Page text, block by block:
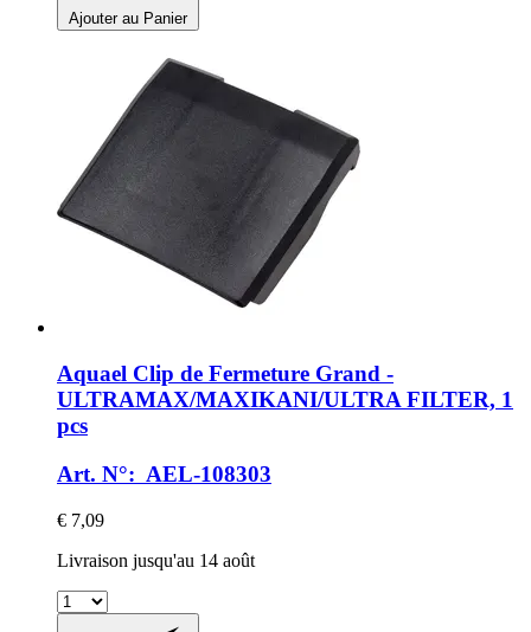
Ajouter au Panier
Aquael Clip de Fermeture Grand -​
ULTRAMAX/MAXIKANI/ULTRA FILTER, 1
pcs
Art. N°: AEL-108303
€ 7,09
Livraison jusqu'au 14 août